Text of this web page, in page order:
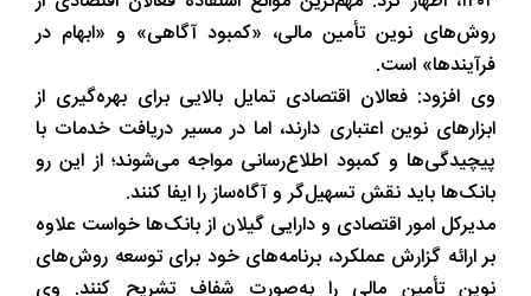
روش‌های نوین تأمین مالی، «کمبود آگاهی» و «ابهام در
فرآیندها» است.
وی افزود: فعالان اقتصادی تمایل بالایی برای بهره‌گیری از
ابزارهای نوین اعتباری دارند، اما در مسیر دریافت خدمات با
پیچیدگی‌ها و کمبود اطلاع‌رسانی مواجه می‌شوند؛ از این رو
بانک‌ها باید نقش تسهیل‌گر و آگاه‌ساز را ایفا کنند.
مدیرکل امور اقتصادی و دارایی گیلان از بانک‌ها خواست علاوه
بر ارائه گزارش عملکرد، برنامه‌های خود برای توسعه روش‌های